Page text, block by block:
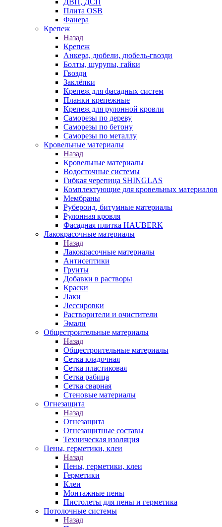
Плита OSB
Фанера
Крепеж
Назад
Крепеж
Анкера, дюбели, дюбель-гвозди
Болты, шурупы, гайки
Гвозди
Заклёпки
Крепеж для фасадных систем
Планки крепежные
Крепеж для рулонной кровли
Саморезы по дереву
Саморезы по бетону
Саморезы по металлу
Кровельные материалы
Назад
Кровельные материалы
Водосточные системы
Гибкая черепица SHINGLAS
Комплектующие для кровельных материалов
Мембраны
Рубероид, битумные материалы
Рулонная кровля
Фасадная плитка HAUBERK
Лакокрасочные материалы
Назад
Лакокрасочные материалы
Антисептики
Грунты
Добавки в растворы
Краски
Лаки
Лессировки
Растворители и очистители
Эмали
Общестроительные материалы
Назад
Общестроительные материалы
Сетка кладочная
Сетка пластиковая
Сетка рабица
Сетка сварная
Стеновые материалы
Огнезащита
Назад
Огнезащита
Огнезащитные составы
Техническая изоляция
Пены, герметики, клеи
Назад
Пены, герметики, клеи
Герметики
Клеи
Монтажные пены
Пистолеты для пены и герметика
Потолочные системы
Назад